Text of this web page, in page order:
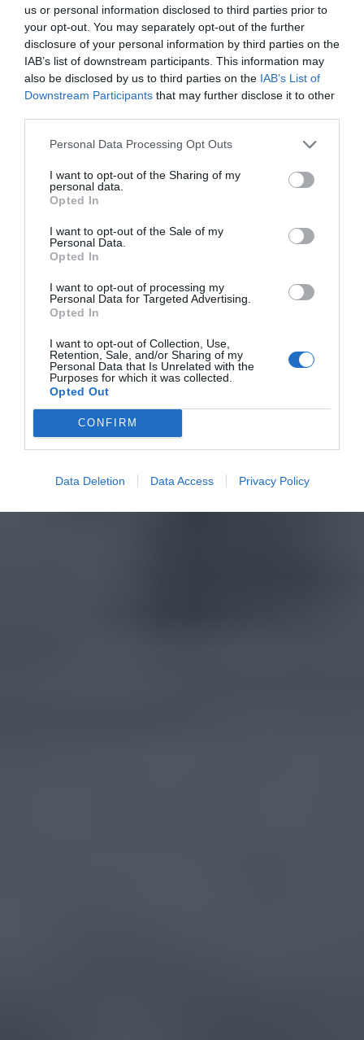
us or personal information disclosed to third parties prior to
your opt-out. You may separately opt-out of the further
disclosure of your personal information by third parties on the
IAB’s list of downstream participants. This information may
also be disclosed by us to third parties on the IAB’s List of
Downstream Participants that may further disclose it to other
Personal Data Processing Opt Outs
I want to opt-out of the Sharing of my
personal data.
Opted In
I want to opt-out of the Sale of my
Personal Data.
Opted In
I want to opt-out of processing my
Personal Data for Targeted Advertising.
Opted In
I want to opt-out of Collection, Use,
Retention, Sale, and/or Sharing of my
Personal Data that Is Unrelated with the
Purposes for which it was collected.
Opted Out
CONFIRM
Data Deletion Data Access Privacy Policy